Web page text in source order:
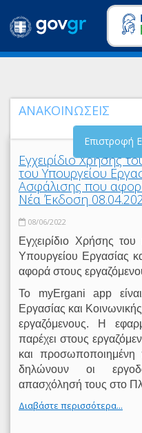
ΑΝΑΚΟΙΝΩΣΕΙΣ
Επιστροφή
Εγχειρίδιο Χρήσης
του Υπουργείου
Ασφάλισης που
Νέα Έκδοση
08/06/2022
Εγχειρίδιο Χρήσης
Υπουργείου Εργασίας
αφορά στους
Το myΕrgani app
Εργασίας και Κοινωνικής
εργαζόμενους. Η
παρέχει στους
και προσωποποιημένη
δηλώνουν οι
απασχόλησή τους στο
Διαβάστε περισσότερα...